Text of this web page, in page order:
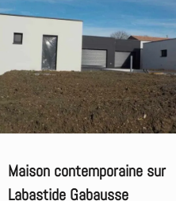
Maison contemporaine sur
Labastide Gabausse